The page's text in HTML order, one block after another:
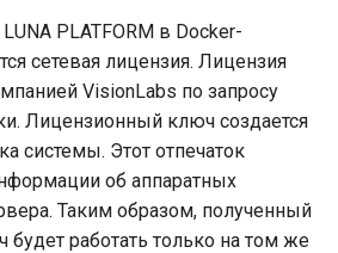
PLATFORM в Docker-
сетевая лицензия. Лицензия
VisionLabs по запросу
Лицензионный ключ создается
системы. Этот отпечаток
об аппаратных
Таким образом, полученный
работать только на том же